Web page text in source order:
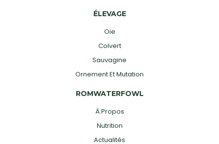
ÉLEVAGE
Oie
Colvert
Sauvagine
Ornement Et Mutation
ROMWATERFOWL
À Propos
Nutrition
Actualités